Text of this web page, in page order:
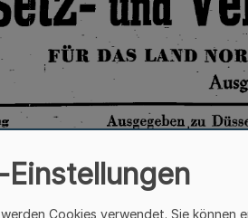
Cookies verwendet. Sie können